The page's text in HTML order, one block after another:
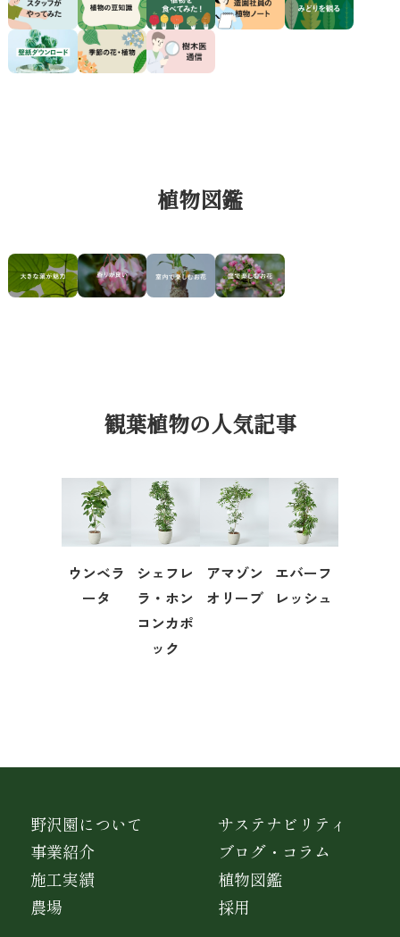
植物図鑑
観葉植物の人気記事
ウンベラ
ータ
シェフレ
ラ・ホン
コンカポ
ック
アマゾン
オリーブ
エバーフ
レッシュ
野沢園について
事業紹介
施工実績
農場
サステナビリティ
ブログ・コラム
植物図鑑
採用